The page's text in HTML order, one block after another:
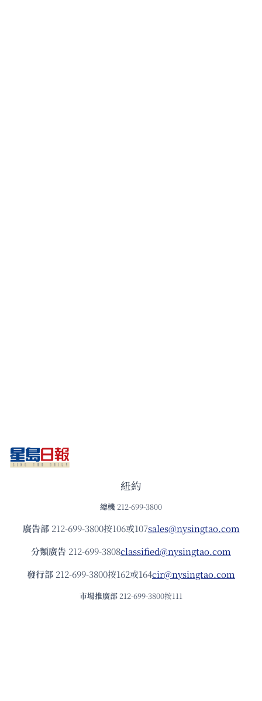
紐約
總機 212-699-3800
廣告部212-699-3800按106或107sales@nysingtao.com
分類廣告 212-699-3808classified@nysingtao.com
發⾏部 212-699-3800按162或164cir@nysingtao.com
市場推廣部 212-699-3800按111